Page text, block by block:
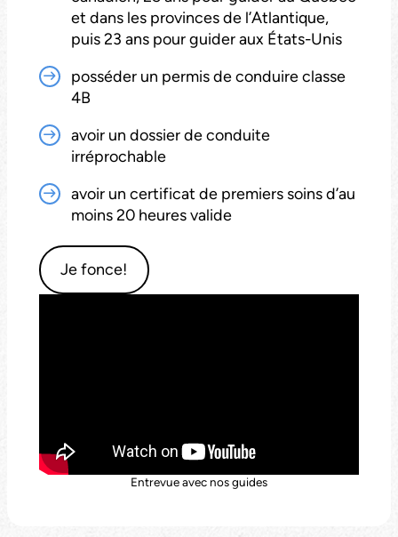
et dans les provinces de l’Atlantique,
puis 23 ans pour guider aux États-Unis
posséder un permis de conduire classe
4B
avoir un dossier de conduite
irréprochable
avoir un certificat de premiers soins d’au
moins 20 heures valide
Je fonce!
Entrevue avec nos guides